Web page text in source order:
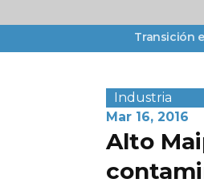
Transición
Industria
Mar 16, 2016
Alto